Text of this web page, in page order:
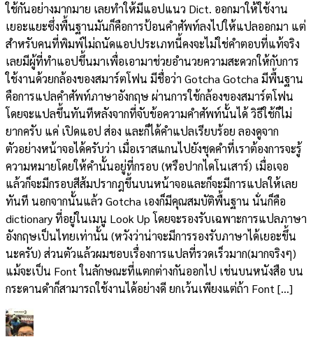
ใช้กันอย่างมากมาย เลยทำให้มีแอปแนว Dict. ออกมาให้ใช้งาน
เยอะแยะซึ่งพื้นฐานมันก็คือการป้อนคำศัพท์ลงไปให้แปลออกมา แต่
สำหรับคนที่พิมพ์ไม่ถนัดแอปประเภทนี้คงจะไม่ใช่คำตอบที่แท้จริง
เลยมีผู้ที่ทำแอปขึ้นมาเพื่อเอามาช่วยอำนวยความสะดวกให้กับการ
ใช้งานด้วยกล้องของสมาร์ตโฟน มีชื่อว่า Gotcha Gotcha มีพื้นฐาน
คือการแปลคำศัพท์ภาษาอังกฤษ ผ่านการใช้กล้องของสมาร์ตโฟน
โดยจะแปลขึ้นทันทีหลังจากที่จับข้อความคำศัพท์นั้นได้ วิธีใช้ก็ไม่
ยากครับ แค่ เปิดแอป ส่อง และก็ได้คำแปลเรียบร้อย ลองดูจาก
ตัวอย่างหน้าจอได้ครับว่า เมื่อเราสแกนไปยังชุดคำที่เราต้องการจะรู้
ความหมายโดยให้คำนั้นอยู่ที่กรอบ (หรือปากไดโนเสาร์) เมื่อเจอ
แล้วก็จะมีกรอบสีส้มปรากฎขึ้นบนหน้าจอและก็จะมีการแปลให้เลย
ทันที นอกจากนั้นแล้ว Gotcha เองก็มีคุณสมบัติพื้นฐาน นั่นก็คือ
dictionary ที่อยู่ในเมนู Look Up โดยจะรองรับเฉพาะการแปลภาษา
อังกฤษเป็นไทยเท่านั้น (หวังว่าน่าจะมีการรองรับภาษาได้เยอะขึ้น
นะครับ) ส่วนตัวแล้วผมชอบเรื่องการแปลที่รวดเร็วมาก(มากจริงๆ)
แม้จะเป็น Font ในลักษณะที่แตกต่างกันออกไป เช่นบนหนังสือ บน
กระดานดำก็สามารถใช้งานได้อย่างดี ยกเว้นเพียงแต่ถ้า Font […]